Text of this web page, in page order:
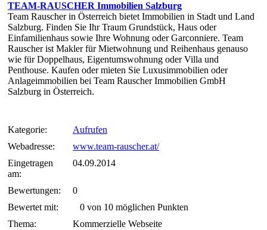
TEAM-RAUSCHER Immobilien Salzburg
Team Rauscher in Österreich bietet Immobilien in Stadt und Land
Salzburg. Finden Sie Ihr Traum Grundstück, Haus oder
Einfamilienhaus sowie Ihre Wohnung oder Garconniere. Team
Rauscher ist Makler für Mietwohnung und Reihenhaus genauso
wie für Doppelhaus, Eigentumswohnung oder Villa und
Penthouse. Kaufen oder mieten Sie Luxusimmobilien oder
Anlageimmobilien bei Team Rauscher Immobilien GmbH
Salzburg in Österreich.
Kategorie:
Aufrufen
Webadresse:
www.team-rauscher.at/
Eingetragen
am:
04.09.2014
Bewertungen:
0
Bewertet mit:
0 von 10 möglichen Punkten
Thema:
Kommerzielle Webseite